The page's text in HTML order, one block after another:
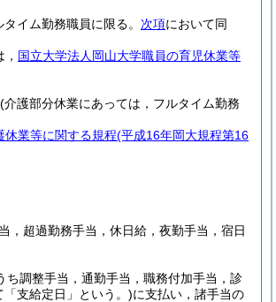
イム勤務職員に限る。 次項において同
国立大学法人岡山大学職員の育児休業等
(介護部分休業にあっては，フルタイム勤務
休業等に関する規程(平成16年岡大規程第16
，超過勤務手当，休日給，夜勤手当，宿日
調整手当，通勤手当，職務付加手当，診
支給定日」という。)に支払い，諸手当の